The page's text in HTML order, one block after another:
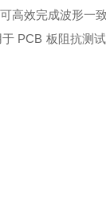
高效完成波形一
于 PCB 板阻抗测